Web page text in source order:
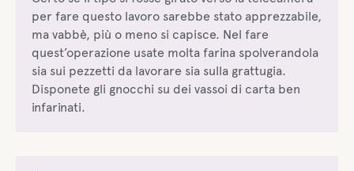
per fare questo lavoro sarebbe stato apprezzabile,
ma vabbè, più o meno si capisce. Nel fare
quest’operazione usate molta farina spolverandola
sia sui pezzetti da lavorare sia sulla grattugia.
Disponete gli gnocchi su dei vassoi di carta ben
infarinati.